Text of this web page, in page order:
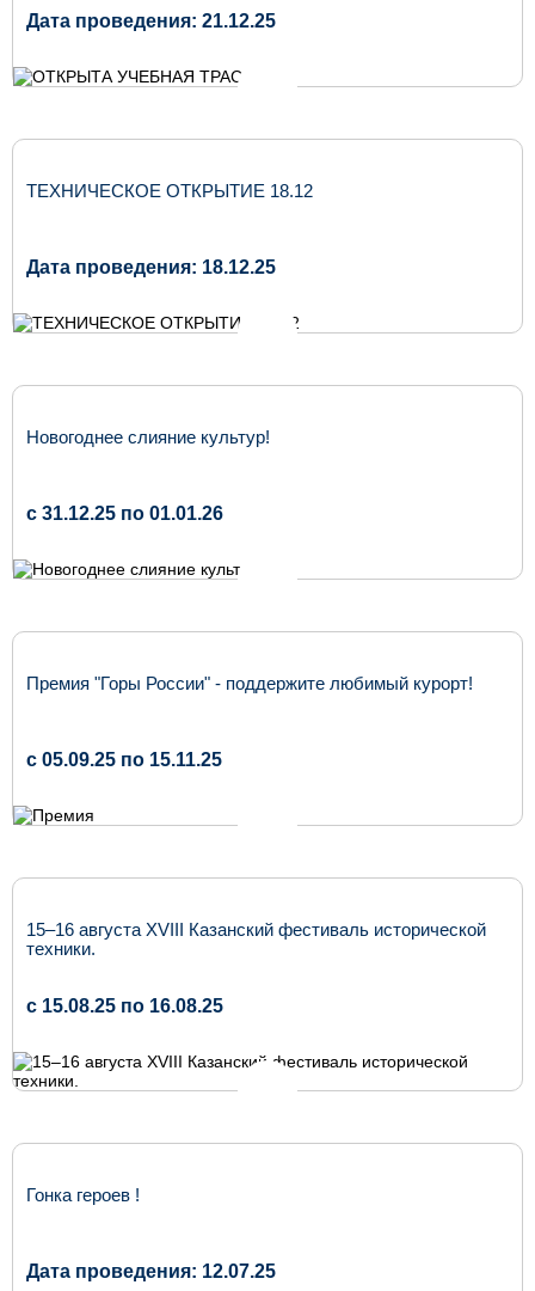
Дата проведения: 21.12.25
ТЕХНИЧЕСКОЕ ОТКРЫТИЕ 18.12
Дата проведения: 18.12.25
Новогоднее слияние культур!
c 31.12.25 по 01.01.26
Премия "Горы России" - поддержите любимый курорт!
c 05.09.25 по 15.11.25
15–16 августа XVIII Казанский фестиваль исторической
техники.
c 15.08.25 по 16.08.25
Гонка героев !
Дата проведения: 12.07.25